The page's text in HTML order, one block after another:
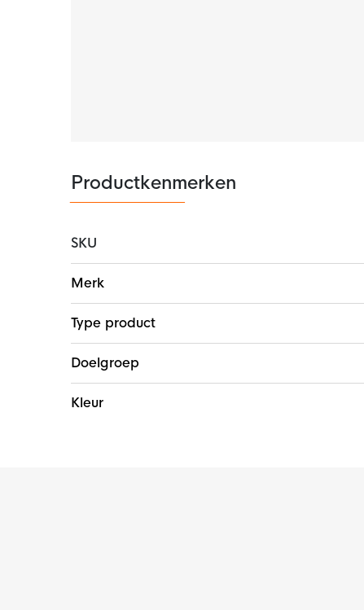
Productkenmerken
SKU
informatie
Merk
Type product
Doelgroep
Kleur